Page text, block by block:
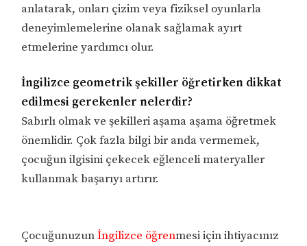
anlatarak, onları çizim veya fiziksel oyunlarla
deneyimlemelerine olanak sağlamak ayırt
etmelerine yardımcı olur.
İngilizce geometrik şekiller öğretirken dikkat
edilmesi gerekenler nelerdir?
Sabırlı olmak ve şekilleri aşama aşama öğretmek
önemlidir. Çok fazla bilgi bir anda vermemek,
çocuğun ilgisini çekecek eğlenceli materyaller
kullanmak başarıyı artırır.
Çocuğunuzunİngilizce öğrenmesi için ihtiyacınız